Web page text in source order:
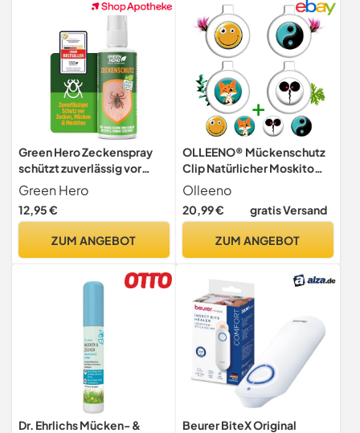
Green Hero Zeckenspray
schützt zuverlässig vor
Zecken, Mücken &
Moskitos 100ml
Zeckenschutz mit dem gut
Öl, geeignet für
dem 6. Monat
Green Hero
12,95 €
ZUM ANGEBOT
OLLEENO® Mückenschutz
Clip Natürlicher Moskito
Insektenschutz (4 Clips + 4
Nachfüllkapseln) Recycelt
& Wiederverwendbar,
Camping, Reisen 20 Tage
Erwachsene
Olleeno
20,99 € gratis Versand
ZUM ANGEBOT
Dr. Ehrlichs Mücken- &
Beurer BiteX Original